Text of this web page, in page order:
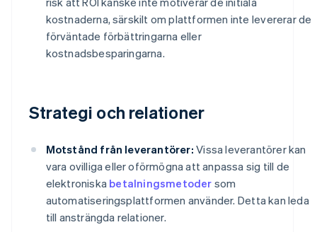
kostnaderna, särskilt om plattformen inte levererar de
förväntade förbättringarna eller
kostnadsbesparingarna.
Strategi och relationer
Motstånd från leverantörer: Vissa leverantörer kan
vara ovilliga eller oförmögna att anpassa sig till de
elektroniska betalningsmetoder som
automatiseringsplattformen använder. Detta kan leda
till ansträngda relationer.